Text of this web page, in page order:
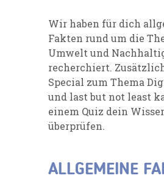
Wir haben für dich
Fakten rund um die
Umwelt und
recherchiert.
Special zum Thema
und last but not least
einem Quiz dein
überprüfen.
ALLGEMEINE